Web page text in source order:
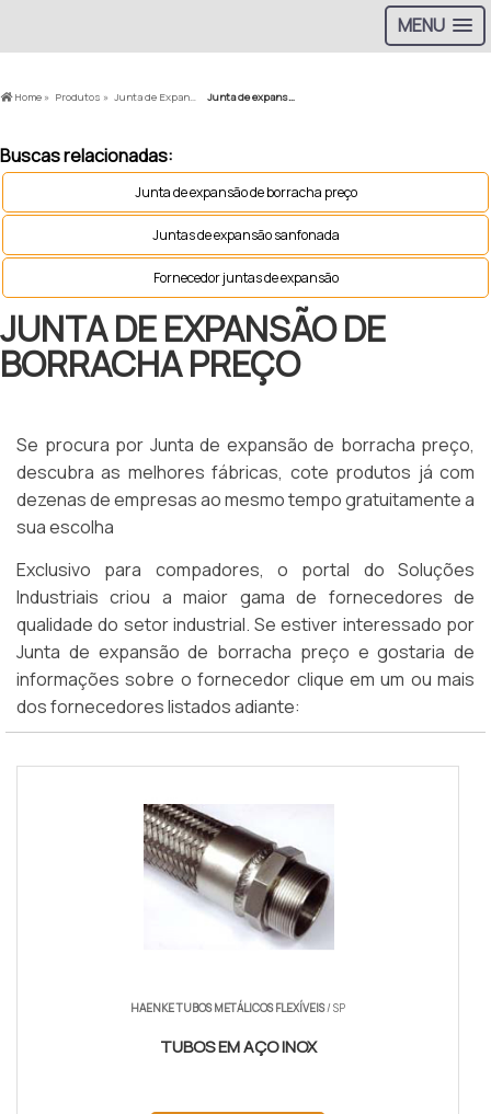
MENU
Home » Produtos » Junta de Expansão » Junta de expansão de borracha preço
Buscas relacionadas:
Junta de expansão de borracha preço
Juntas de expansão sanfonada
Fornecedor juntas de expansão
JUNTA DE EXPANSÃO DE
BORRACHA PREÇO
Se procura por Junta de expansão de borracha preço,
descubra as melhores fábricas, cote produtos já com
dezenas de empresas ao mesmo tempo gratuitamente a
sua escolha
Exclusivo para compadores, o portal do Soluções
Industriais criou a maior gama de fornecedores de
qualidade do setor industrial. Se estiver interessado por
Junta de expansão de borracha preço e gostaria de
informações sobre o fornecedor clique em um ou mais
dos fornecedores listados adiante:
HAENKE TUBOS METÁLICOS FLEXÍVEIS/ SP
TUBOS EM AÇO INOX